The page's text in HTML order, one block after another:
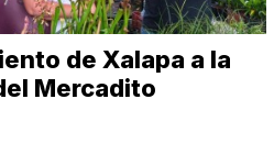
de Xalapa a la
Mercadito